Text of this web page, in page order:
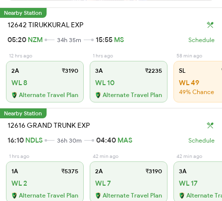
Nearby Station
12642 TIRUKKURAL EXP
05:20 NZM 34h 35m 15:55 MS Schedule
12 hrs ago
2A ₹3190
WL 8
Alternate Travel Plan
1 hrs ago
3A ₹2235
WL 10
Alternate Travel Plan
58 min ago
SL
WL 49
49% Chance
Nearby Station
12616 GRAND TRUNK EXP
16:10 NDLS 36h 30m 04:40 MAS Schedule
1 hrs ago
1A ₹5375
WL 2
Alternate Travel Plan
42 min ago
2A ₹3190
WL 7
Alternate Travel Plan
42 min ago
3A
WL 17
Alternate